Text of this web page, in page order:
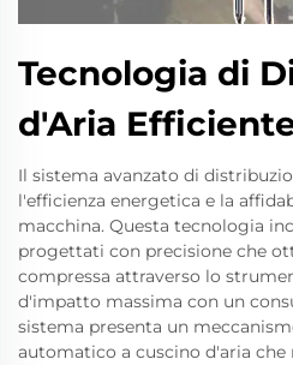
Tecnologia di
d'Aria
Il sistema avanzato di
l'efficienza energetica e la
macchina. Questa tecnologia
progettati con precisione che
compressa attraverso lo
d'impatto massima con un
sistema presenta un
automatico a cuscino d'aria